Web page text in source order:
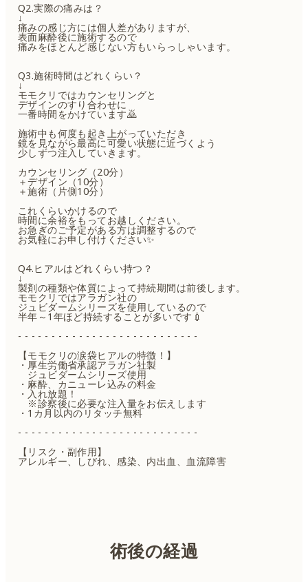
Q2.実際の痛みは？
↓
痛みの感じ方には個人差がありますが、
表面麻酔後に施術するので
痛みをほとんど感じない方もいらっしゃいます。
Q3.施術時間はどれくらい？
↓
モモクリではカウンセリングと
デザインのすり合わせに
一番時間をかけています🙇
施術中も何度も起き上がっていただき
鏡を見ながら最高に可愛い状態に近づくよう
少しずつ注入していきます。
カウンセリング（20分）
＋デザイン（10分）
＋施術（片側10分）
これくらいかけるので
時間に余裕をもってお越しください。
お急ぎのご予定がある方は調整するので
お気軽にお申し付けください✨
Q4.ヒアルはどれくらい持つ？
↓
製剤の種類や体質によって持続期間は前後します。
モモクリではアラガン社の
ジュビダームシリーズを使用しているので
半年～1年ほど持続することが多いです💉
- - - - - - - - - - - - - - - - - - - - - - - - - - -
【モモクリの涙袋ヒアルの特徴！】
・厚生労働省承認アラガン社製
ジュビダームシリーズ使用
・麻酔、カニューレ込みの料金
・入れ放題！
※診察後に必要な注入量をお伝えします
・1カ月以内のリタッチ無料
- - - - - - - - - - - - - - - - - - - - - - - - - - -
【リスク・副作用】
アレルギー、しびれ、感染、内出血、血流障害
術後の経過